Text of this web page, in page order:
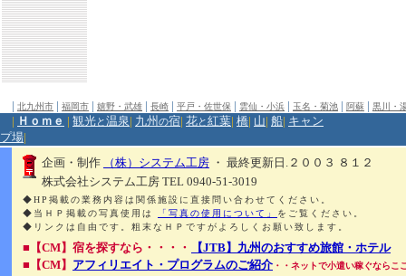
| 北九州市 | 福岡市 | 嬉野・武雄 | 長崎 | 平戸・佐世保 | 雲仙・小浜 | 玉名・菊池 | 阿蘇 | 黒川・
| Ｈｏｍｅ | 観光と温泉| 九州 の宿| 花と紅葉| 橋| 山| 船| キャン
プ場|
企画・制作
（株）システム工房 ・ 最終更新日.２００３ ８１２
株式会社システム工房 TEL 0940-51-3019
◆HP掲載の業務内容は関係施設に直接問い合わせてください。
◆当ＨＰ掲載の写真使用は
「写真の使用について」 をご覧ください。
◆リンクは自由です。粗末なＨＰですがよろしくお願い致します。
■【CM】宿を探すなら・・・・
【JTB】九州のおすすめ旅館・ホテル
■【CM】 アフィリエイト・プログラムのご紹介 ・・ネットで小遣い稼ぐならこ